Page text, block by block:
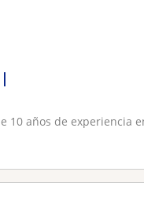
10 años de experiencia